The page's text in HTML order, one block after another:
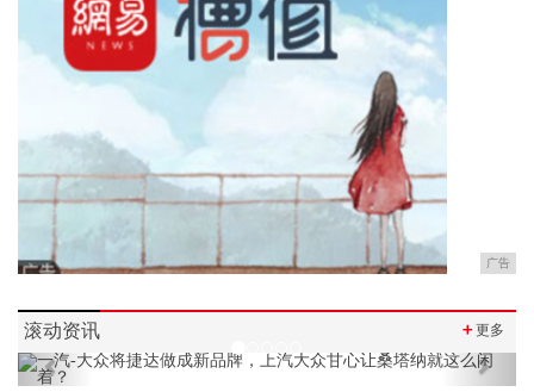
广告
滚动资讯 ＋更多
Previous Next